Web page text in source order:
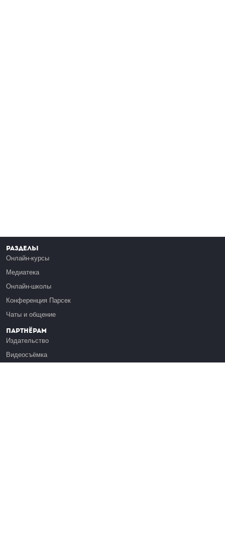
Разделы
Онлайн-курсы
Медиатека
Онлайн-школы
Конференция Парсек
Чаты и общение
Партнёрам
Издательство
Видеосъёмка